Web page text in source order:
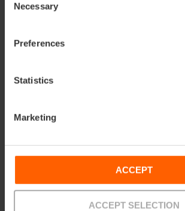
Selection
Necessary
Preferences
Statistics
Marketing
ACCEPT
ACCEPT SELECTION